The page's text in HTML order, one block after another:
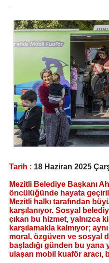
Tarih : 18 Haziran 2025
Mezitli Belediye Başkanı
öncülüğünde hayata
Mezitli halkı tarafından
karşılanıyor. Sosyal
çıkan bu hizmet, yalnızca
karşılamakla kalmıyor;
moral, özgüven ve sosyal
başladığı günden bu yana
ulaşan mobil kuaför aracı,